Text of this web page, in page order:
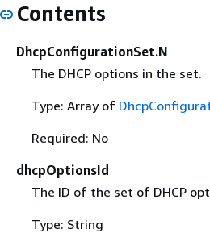
Contents
DhcpConfigurationSet.N
The DHCP options in the set.
Type: Array of
Required: No
dhcpOptionsId
The ID of the set of DHCP
Type: String